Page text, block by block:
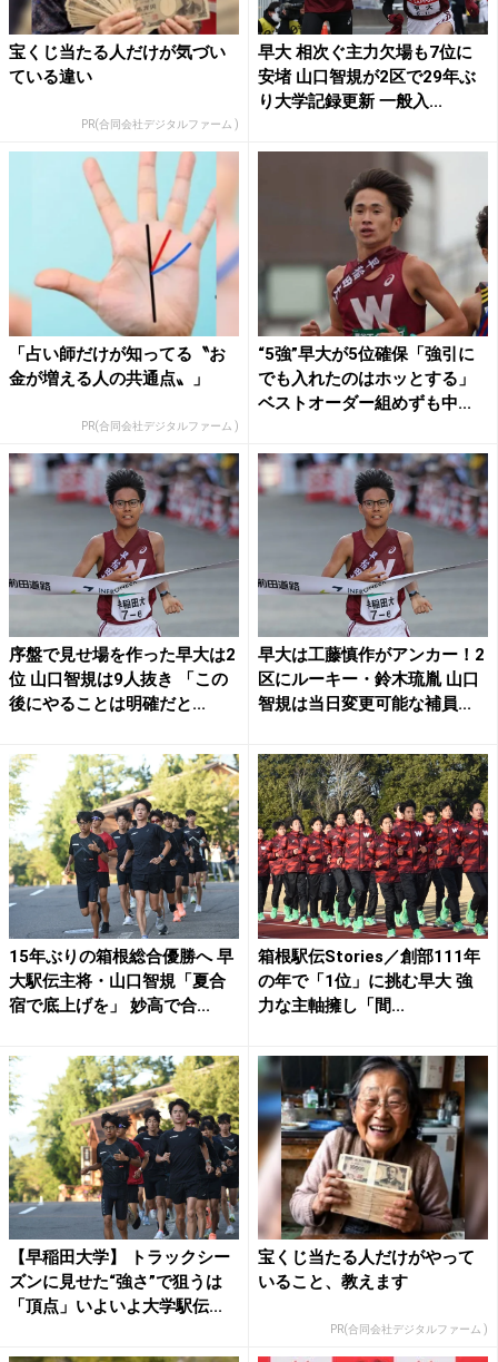
宝くじ当たる人だけが気づい
ている違い
PR(合同会社デジタルファーム )
早大 相次ぐ主力欠場も7位に
安堵 山口智規が2区で29年ぶ
り大学記録更新 一般入...
「占い師だけが知ってる〝お
金が増える人の共通点〟」
PR(合同会社デジタルファーム )
“5強”早大が5位確保「強引に
でも入れたのはホッとする」
ベストオーダー組めずも中...
序盤で見せ場を作った早大は2
位 山口智規は9人抜き 「この
後にやることは明確だと...
早大は工藤慎作がアンカー！2
区にルーキー・鈴木琉胤 山口
智規は当日変更可能な補員...
15年ぶりの箱根総合優勝へ 早
大駅伝主将・山口智規「夏合
宿で底上げを」 妙高で合...
箱根駅伝Stories／創部111年
の年で「1位」に挑む早大 強
力な主軸擁し「間...
【早稲田大学】 トラックシー
ズンに見せた“強さ”で狙うは
「頂点」いよいよ大学駅伝...
宝くじ当たる人だけがやって
いること、教えます
PR(合同会社デジタルファーム )